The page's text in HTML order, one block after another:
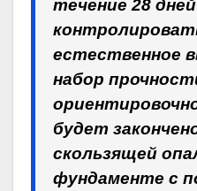
течение 28
естественное
набор
будет
скользящей
фундаменте с